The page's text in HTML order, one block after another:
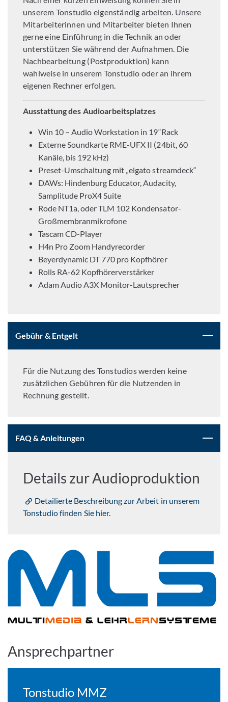
unserem Tonstudio eigenständig arbeiten. Unsere
Mitarbeiterinnen und Mitarbeiter bieten Ihnen
gerne eine Einführung in die Technik an oder
unterstützen Sie während der Aufnahmen. Die
Nachbearbeitung (Postproduktion) kann
wahlweise in unserem Tonstudio oder an ihrem
eigenen Rechner erfolgen.
Ausstattung des Audioarbeitsplatzes
Win 10 – Audio Workstation in 19“Rack
Externe Soundkarte RME-UFX II (24bit, 60
Kanäle, bis 192 kHz)
Preset-Umschaltung mit „elgato streamdeck“
DAWs: Hindenburg Educator, Audacity,
Samplitude ProX4 Suite
Rode NT1a, oder TLM 102 Kondensator-
Großmembranmikrofone
Tascam CD-Player
H4n Pro Zoom Handyrecorder
Beyerdynamic DT 770 pro Kopfhörer
Rolls RA-62 Kopfhörerverstärker
Adam Audio A3X Monitor-Lautsprecher
Gebühr & Entgelt
Für die Nutzung des Tonstudios werden keine
zusätzlichen Gebühren für die Nutzenden in
Rechnung gestellt.
FAQ & Anleitungen
Details zur Audioproduktion
Detailierte Beschreibung zur Arbeit in unserem
Tonstudio finden Sie hier.
Ansprechpartner
Tonstudio MMZ